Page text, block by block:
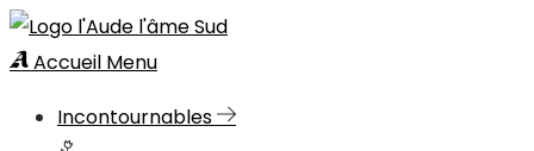
Accueil Menu
Incontournables